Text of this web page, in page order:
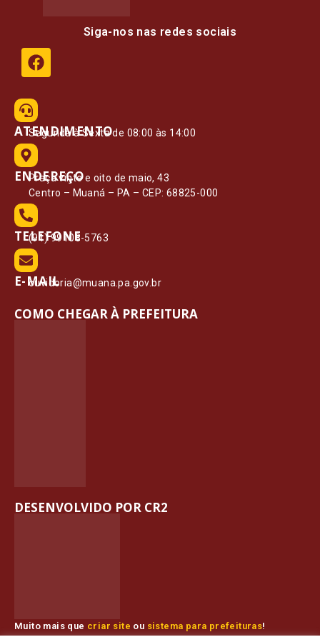
Siga-nos nas redes sociais
ATENDIMENTO
Segunda à Sexta de 08:00 às 14:00
ENDEREÇO
Praça vinte e oito de maio, 43
Centro – Muaná – PA – CEP: 68825-000
TELEFONE
(91) 99108-5763
E-MAIL
ouvidoria@muana.pa.gov.br
COMO CHEGAR À PREFEITURA
Muito mais que criar site ou sistema para prefeituras!
DESENVOLVIDO POR CR2